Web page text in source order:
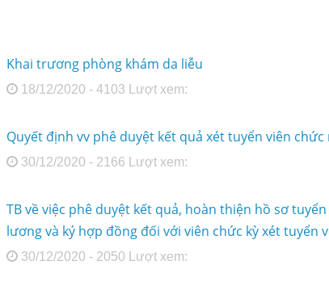
Khai trương phòng khám da liễu
18/12/2020 - 4103 Lượt xem:
Quyết định vv phê duyệt kết quả xét tuyển viên chức
30/12/2020 - 2166 Lượt xem:
TB về việc phê duyệt kết quả, hoàn thiện hồ sơ
lương và ký hợp đồng đối với viên chức kỳ xét tuyển
30/12/2020 - 2050 Lượt xem: